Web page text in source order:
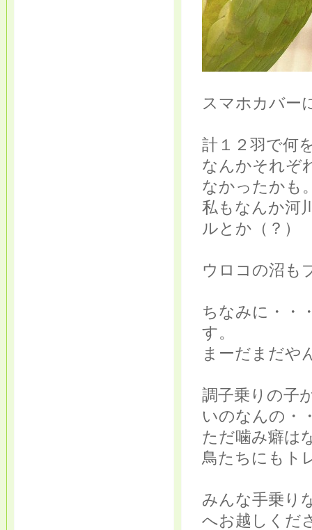
スマホカバー
計１２羽で何
なんかそれぞ
なかったかも
私もなんか河
ルとか（？）
ウロコの沼も
ちなみに・・
す。
まーだまだや
調子乗りの子
いのなんの・
ただ噛み癖は
鳥たちにもト
みんな手乗り
へお越しくだ